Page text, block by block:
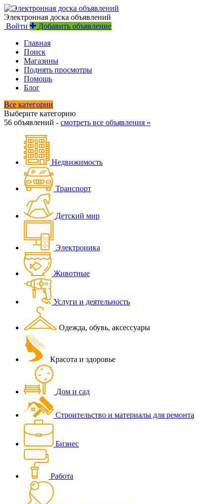
Электронная доска объявлений
Войти
Добавить объявление
Главная
Поиск
Магазины
Поднять просмотры
Помощь
Блог
Все категории
Выберите категорию
56 объявлений - смотреть все объявления »
Недвижимость
Транспорт
Детский мир
Электроника
Животные
Услуги и деятельность
Одежда, обувь, аксессуары
Красота и здоровье
Дом и сад
Строительство и материалы для ремонта
Бизнес
Работа